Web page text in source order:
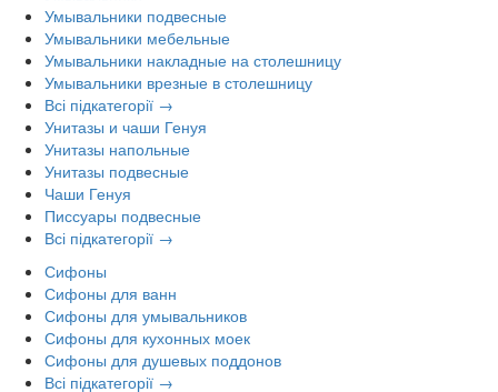
Умывальники подвесные
Умывальники мебельные
Умывальники накладные на столешницу
Умывальники врезные в столешницу
Всі підкатегорії →
Унитазы и чаши Генуя
Унитазы напольные
Унитазы подвесные
Чаши Генуя
Писсуары подвесные
Всі підкатегорії →
Сифоны
Сифоны для ванн
Сифоны для умывальников
Сифоны для кухонных моек
Сифоны для душевых поддонов
Всі підкатегорії →